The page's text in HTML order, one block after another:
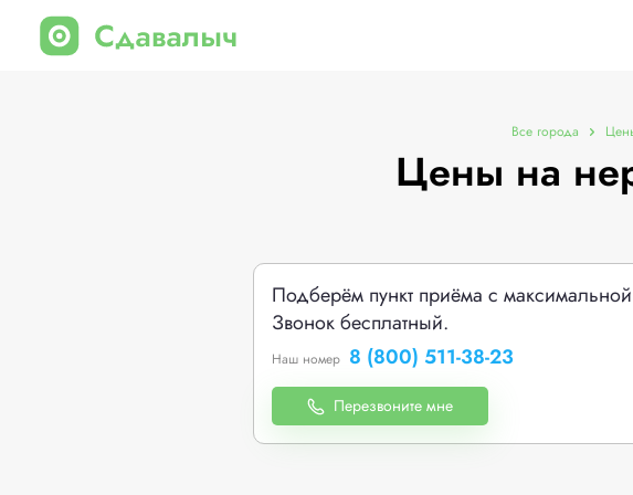
Все города
Цены на
Подберём пункт приёма с
Звонок бесплатный.
Наш номер 8 (800) 511-38-23
Перезвоните мне